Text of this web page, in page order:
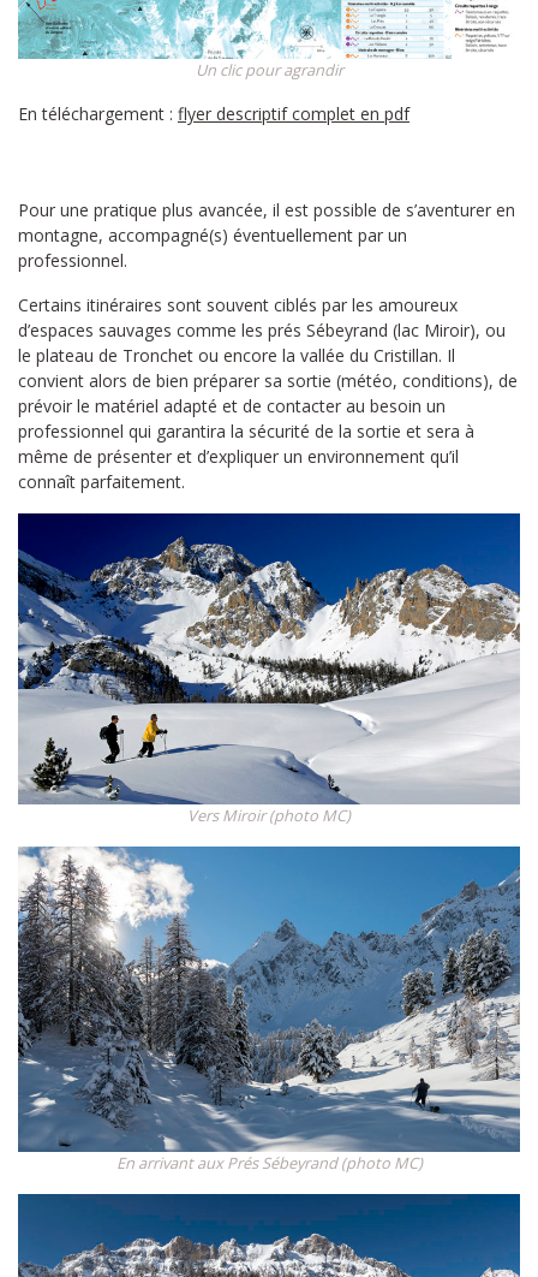
Un clic pour agrandir
En téléchargement : flyer descriptif complet en pdf
Pour une pratique plus avancée, il est possible de s’aventurer en
montagne, accompagné(s) éventuellement par un
professionnel.
Certains itinéraires sont souvent ciblés par les amoureux
d’espaces sauvages comme les prés Sébeyrand (lac Miroir), ou
le plateau de Tronchet ou encore la vallée du Cristillan. Il
convient alors de bien préparer sa sortie (météo, conditions), de
prévoir le matériel adapté et de contacter au besoin un
professionnel qui garantira la sécurité de la sortie et sera à
même de présenter et d’expliquer un environnement qu’il
connaît parfaitement.
Vers Miroir (photo MC)
En arrivant aux Prés Sébeyrand (photo MC)